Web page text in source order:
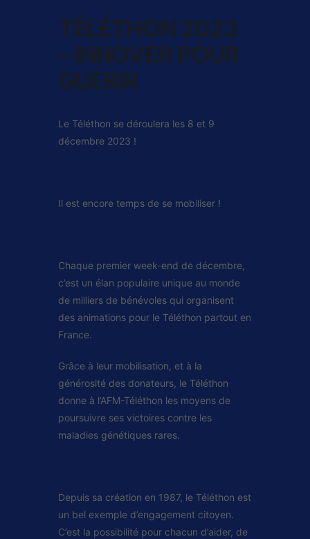
TÉLÉTHON 2023
– INNOVER POUR
GUÉRIR
Le Téléthon se déroulera les 8 et 9
décembre 2023 !
Il est encore temps de se mobiliser !
Chaque premier week-end de décembre,
c’est un élan populaire unique au monde
de milliers de bénévoles qui organisent
des animations pour le Téléthon partout en
France.
Grâce à leur mobilisation, et à la
générosité des donateurs, le Téléthon
donne à l’AFM-Téléthon les moyens de
poursuivre ses victoires contre les
maladies génétiques rares.
Depuis sa création en 1987, le Téléthon est
un bel exemple d’engagement citoyen.
C’est la possibilité pour chacun d’aider, de